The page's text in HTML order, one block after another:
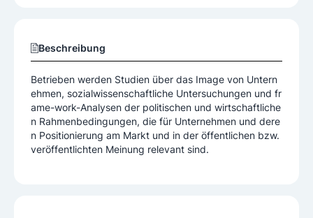
Beschreibung
Betrieben werden Studien über das Image von Untern
ehmen, sozialwissenschaftliche Untersuchungen und fr
ame-work-Analysen der politischen und wirtschaftliche
n Rahmenbedingungen, die für Unternehmen und dere
n Positionierung am Markt und in der öffentlichen bzw.
veröffentlichten Meinung relevant sind.